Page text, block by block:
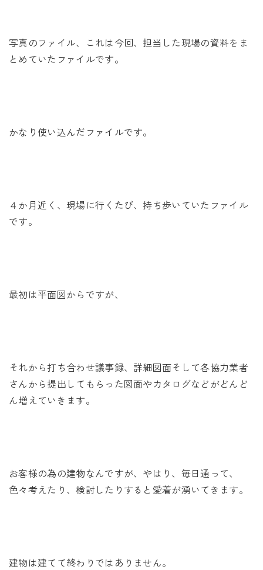
写真のファイル、これは今回、担当した現場の資料をま
とめていたファイルです。
かなり使い込んだファイルです。
４か月近く、現場に行くたび、持ち歩いていたファイル
です。
最初は平面図からですが、
それから打ち合わせ議事録、詳細図面そして各協力業者
さんから提出してもらった図面やカタログなどがどんど
ん増えていきます。
お客様の為の建物なんですが、やはり、毎日通って、
色々考えたり、検討したりすると愛着が湧いてきます。
建物は建てて終わりではありません。